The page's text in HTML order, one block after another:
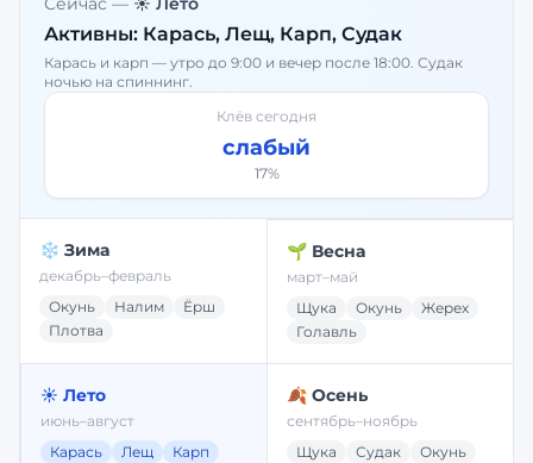
Активны: Карась, Лещ, Карп, Судак
Карась и карп — утро до 9:00 и вечер после 18:00. Судак
ночью на спиннинг.
Клёв сегодня
слабый
17%
❄️ Зима
декабрь–февраль
Окунь
Налим
Ёрш
Плотва
🌱 Весна
март–май
Щука
Окунь
Жерех
Голавль
☀️ Лето
июнь–август
Карась
Лещ
Карп
🍂 Осень
сентябрь–ноябрь
Щука
Судак
Окунь